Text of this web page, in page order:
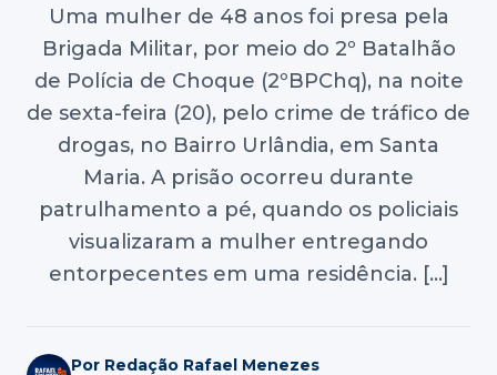
Uma mulher de 48 anos foi presa pela
Brigada Militar, por meio do 2º Batalhão
de Polícia de Choque (2ºBPChq), na noite
de sexta-feira (20), pelo crime de tráfico de
drogas, no Bairro Urlândia, em Santa
Maria. A prisão ocorreu durante
patrulhamento a pé, quando os policiais
visualizaram a mulher entregando
entorpecentes em uma residência. […]
Por Redação Rafael Menezes